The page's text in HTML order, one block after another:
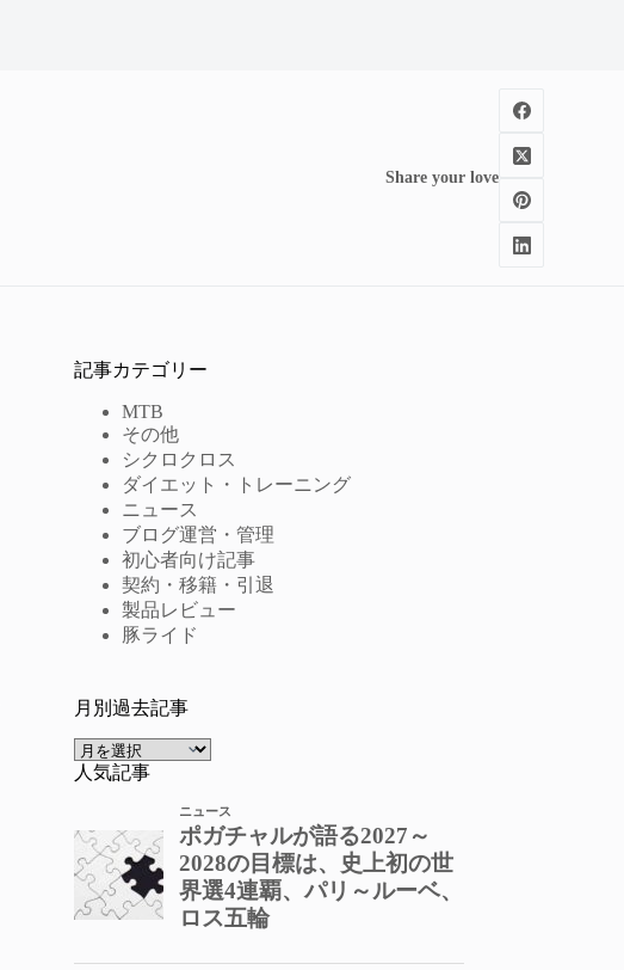
Share your love
記事カテゴリー
MTB
その他
シクロクロス
ダイエット・トレーニング
ニュース
ブログ運営・管理
初心者向け記事
契約・移籍・引退
製品レビュー
豚ライド
月別過去記事
ア
ー
ブ
人気記事